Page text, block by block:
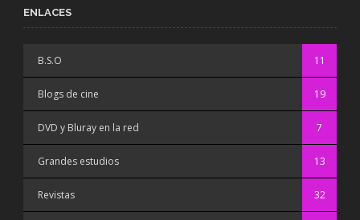
ENLACES
B.S.O 11
Blogs de cine 19
DVD y Bluray en la red 7
Grandes estudios 13
Revistas 32